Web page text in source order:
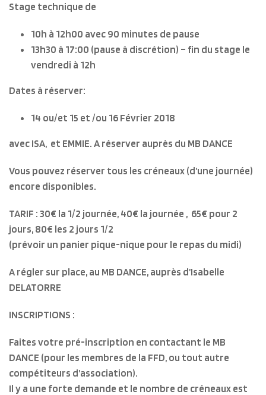
Stage technique de
10h à 12h00 avec 90 minutes de pause
13h30 à 17:00 (pause à discrétion) – fin du stage le
vendredi à 12h
Dates à réserver:
14 ou/et 15 et /ou 16 Février 2018
avec ISA, et EMMIE. A réserver auprès du MB DANCE
Vous pouvez réserver tous les créneaux (d’une journée)
encore disponibles.
TARIF : 30€ la 1/2 journée, 40€ la journée , 65€ pour 2
jours, 80€ les 2 jours 1/2
(prévoir un panier pique-nique pour le repas du midi)
A régler sur place, au MB DANCE, auprès d’Isabelle
DELATORRE
INSCRIPTIONS :
Faites votre pré-inscription en contactant le MB
DANCE (pour les membres de la FFD, ou tout autre
compétiteurs d’association).
Il y a une forte demande et le nombre de créneaux est